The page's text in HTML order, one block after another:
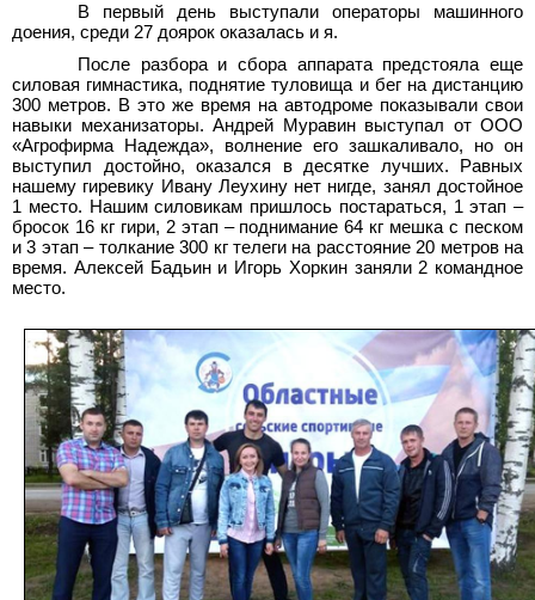
В первый день выступали операторы машинного
доения, среди 27 доярок оказалась и я.
После разбора и сбора аппарата предстояла еще
силовая гимнастика, поднятие туловища и бег на дистанцию
300 метров. В это же время на автодроме показывали свои
навыки механизаторы. Андрей Муравин выступал от ООО
«Агрофирма Надежда», волнение его зашкаливало, но он
выступил достойно, оказался в десятке лучших. Равных
нашему гиревику Ивану Леухину нет нигде, занял достойное
1 место. Нашим силовикам пришлось постараться, 1 этап –
бросок 16 кг гири, 2 этап – поднимание 64 кг мешка с песком
и 3 этап – толкание 300 кг телеги на расстояние 20 метров на
время. Алексей Бадьин и Игорь Хоркин заняли 2 командное
место.